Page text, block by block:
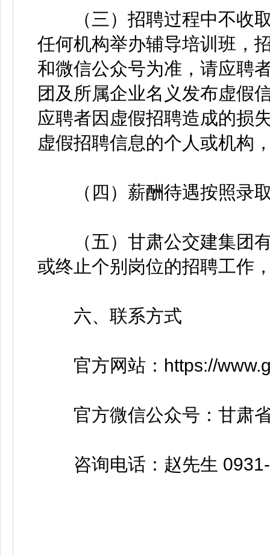
（三）招聘过程中不收取
任何机构举办辅导培训班，
和微信公众号为准，请应聘
团及所属企业名义发布虚假
应聘者因虚假招聘造成的损
虚假招聘信息的个人或机构
（四）薪酬待遇按照录取
（五）甘肃公交建集团有
或终止个别岗位的招聘工作
六、联系方式
官方网站：https://
官方微信公众号：甘肃省
咨询电话：赵先生 0931-